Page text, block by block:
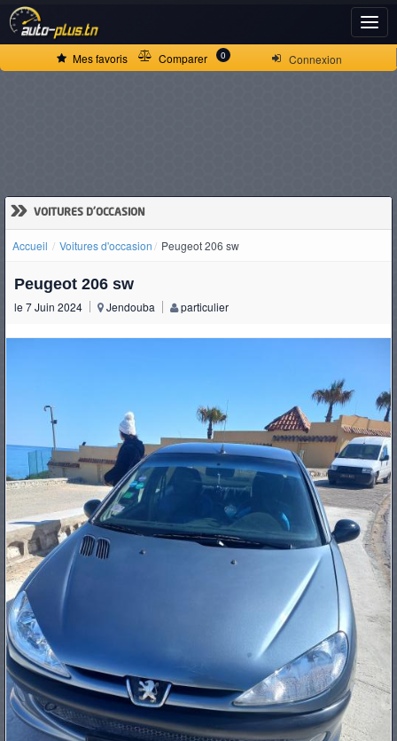
Connexion
Mes favoris Comparer 0
» VOITURES D'OCCASION
Accueil Voitures d'occasion Peugeot 206 sw
Peugeot 206 sw
le 7 Juin 2024 Jendouba particulier
ACCUEIL
D'OCCASION
PNEUS